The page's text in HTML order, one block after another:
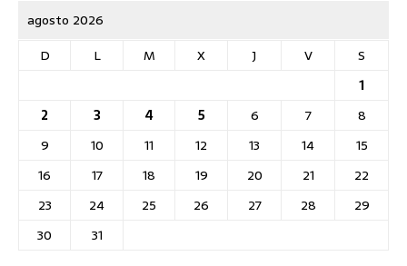
agosto 2026
D
L M X J V
S
1
2
3 4 5 6 7
8
9
10 11 12 13 14
15
16
17 18 19 20 21
22
23
24 25 26 27 28
29
30
31